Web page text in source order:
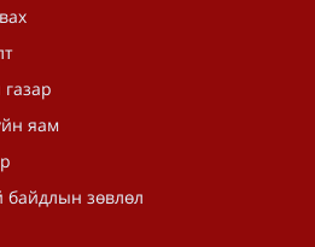
яам
байдлын зөвлөл